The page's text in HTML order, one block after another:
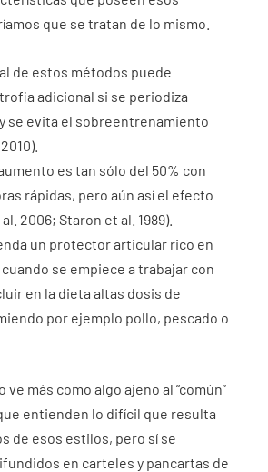
que se tratan de lo mismo.
de estos métodos puede
adicional si se periodiza
se evita el sobreentrenamiento
es tan sólo del 50% con
rápidas, pero aún así el efecto
2006; Staron et al. 1989).
un protector articular rico en
se empiece a trabajar con
en la dieta altas dosis de
por ejemplo pollo, pescado o
ve más como algo ajeno al “común”
entienden lo difícil que resulta
de esos estilos, pero sí se
en carteles y pancartas de